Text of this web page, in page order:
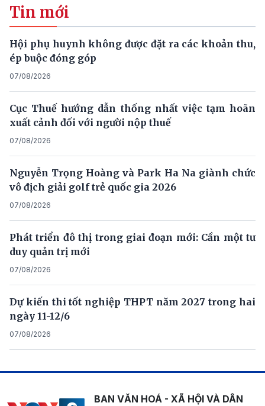
Tin mới
Hội phụ huynh không được đặt ra các khoản thu,
ép buộc đóng góp
07/08/2026
Cục Thuế hướng dẫn thống nhất việc tạm hoãn
xuất cảnh đối với người nộp thuế
07/08/2026
Nguyễn Trọng Hoàng và Park Ha Na giành chức
vô địch giải golf trẻ quốc gia 2026
07/08/2026
Phát triển đô thị trong giai đoạn mới: Cần một tư
duy quản trị mới
07/08/2026
Dự kiến thi tốt nghiệp THPT năm 2027 trong hai
ngày 11-12/6
07/08/2026
BAN VĂN HOÁ - XÃ HỘI VÀ DÂN